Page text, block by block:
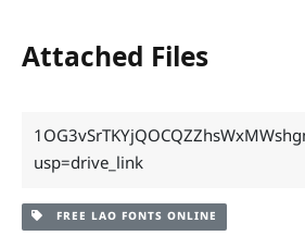
Attached Files
usp=drive_link
FREE LAO FONTS ONLINE